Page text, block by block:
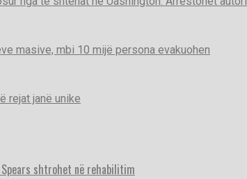
masive, mbi 10 mijë persona evakuohen
rejat janë unike
shtrohet në rehabilitim